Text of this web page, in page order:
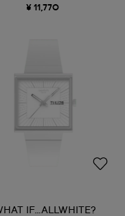
¥ 11,770
IF…ALLWHITE?